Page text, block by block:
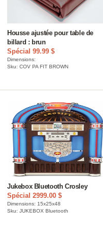
Housse ajustée pour table de
billard : brun
Spécial 99.99 $
Dimensions:
Sku: COV PA FIT BROWN
Jukebox Bluetooth Crosley
Spécial 2999.00 $
Dimensions: 15x25x48
Sku: JUKEBOX Bluetooth